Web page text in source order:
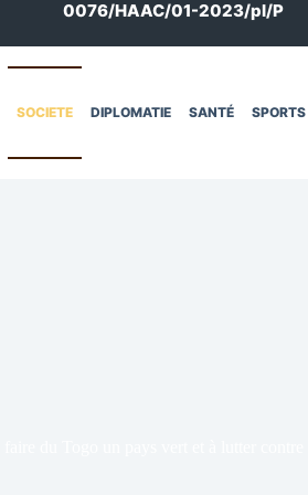
0076/HAAC/01-2023/pl/P
SOCIETE DIPLOMATIE SANTÉ SPORTS